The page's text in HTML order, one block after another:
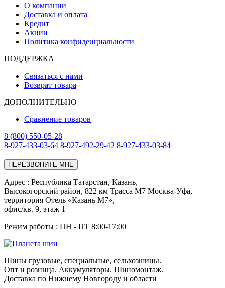
О компании
Доставка и оплата
Кредит
Акции
Политика конфиденциальности
ПОДДЕРЖКА
Связаться с нами
Возврат товара
ДОПОЛНИТЕЛЬНО
Сравнение товаров
8 (800) 550-05-28
8-927-433-03-64 8-927-492-29-42 8-927-433-03-84
ПЕРЕЗВОНИТЕ МНЕ
Адреc : Республика Татарстан, Казань,
Высокогорский район, 822 км Трасса М7 Москва-Уфа,
территория Отель «Казань М7»,
офис/кв. 9, этаж 1
Режим работы : ПН - ПТ 8:00-17:00
Шины грузовые, специальные, сельхозшины.
Опт и розница. Аккумуляторы. Шиномонтаж.
Доставка по Нижнему Новгороду и области